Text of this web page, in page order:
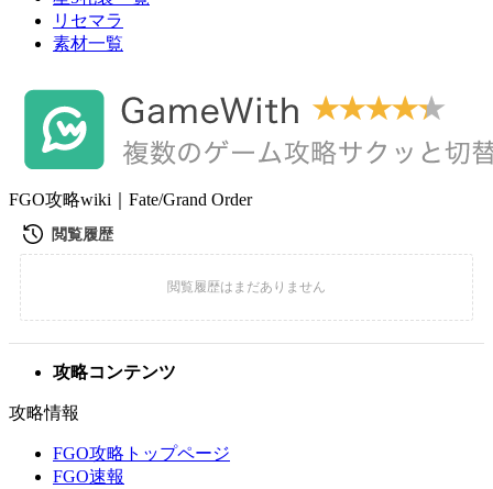
リセマラ
素材一覧
FGO攻略wiki｜Fate/Grand Order
攻略コンテンツ
攻略情報
FGO攻略トップページ
FGO速報